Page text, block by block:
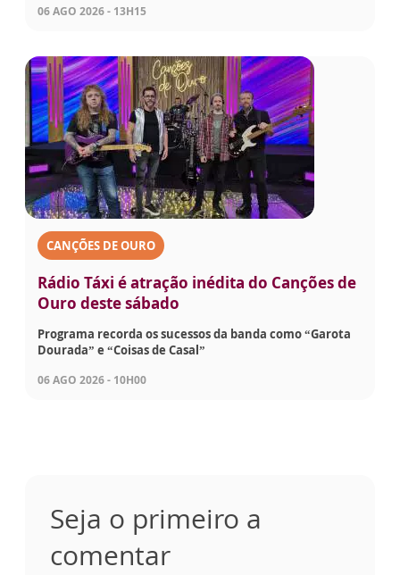
06 AGO 2026 - 13H15
CANÇÕES DE OURO
Rádio Táxi é atração inédita do Canções de
Ouro deste sábado
Programa recorda os sucessos da banda como “Garota
Dourada” e “Coisas de Casal”
06 AGO 2026 - 10H00
Seja o primeiro a
comentar